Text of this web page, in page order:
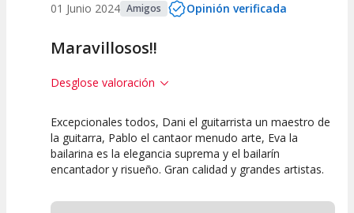
01 Junio 2024 Amigos Opinión verificada
Maravillosos!!
Desglose valoración
10
Calidad del
Espectáculo
10
Puesta en
Escena
10
Interpretación
artística
Excepcionales todos, Dani el guitarrista un maestro de
la guitarra, Pablo el cantaor menudo arte, Eva la
bailarina es la elegancia suprema y el bailarín
encantador y risueño. Gran calidad y grandes artistas.